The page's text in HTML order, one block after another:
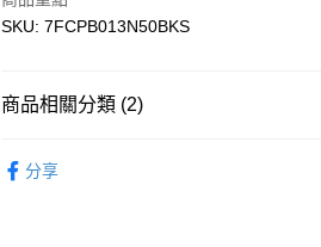
WeChat Pay
送貨方式
每筆HK$50.00，滿HK$499.00或以上免運費
SKU: 7FCPB013N50BKS
商品相關分類 (2)
分享